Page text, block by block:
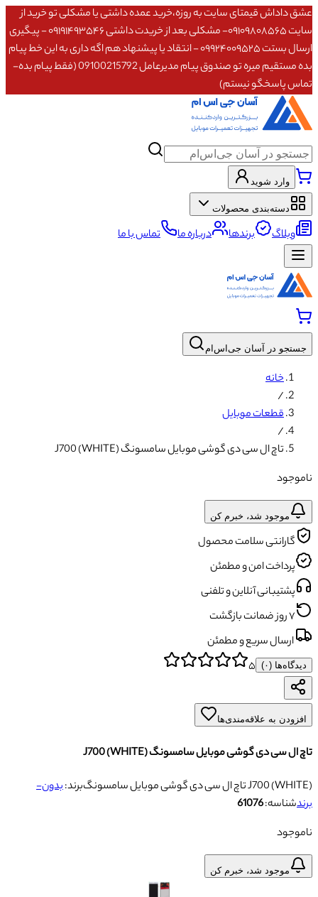
عشق داداش قیمتای سایت به روزه،خرید عمده داشتی یا مشکلی تو خرید از
سایت ۰۹۱۰۹۸۰۸۵۶۵- مشکلی بعد از خریدت داشتی ۰۹۱۹۱۴۹۳۵۴۶ - پیگیری
ارسال بستت ۰۹۹۲۴۰۰۹۵۲۵ - انتقاد یا پیشنهاد هم اگه داری به این خط پیام
بده مستقیم میره تو صندوق پیام مدیرعامل 09100215792 (فقط پیام بده-
تماس پاسخگو نیستم)
وارد شوید
دسته‌بندی محصولات
وبلاگ برندها درباره ما تماس با ما
جستجو در آسان جی‌اس‌ام
خانه
/
قطعات موبایل
/
تاچ ال سی دی گوشی موبایل سامسونگ J700 (WHITE)
ناموجود
موجود شد، خبرم کن
گارانتی سلامت محصول
پرداخت امن و مطمئن
پشتیبانی آنلاین و تلفنی
۷ روز ضمانت بازگشت
ارسال سریع و مطمئن
دیدگاه‌ها (۰) ۵
افزودن به علاقه‌مندی‌ها
تاچ ال سی دی گوشی موبایل سامسونگ J700 (WHITE)
تاچ ال سی دی گوشی موبایل سامسونگ J700 (WHITE)
برند:بدون-
برندشناسه:61076
ناموجود
موجود شد، خبرم کن